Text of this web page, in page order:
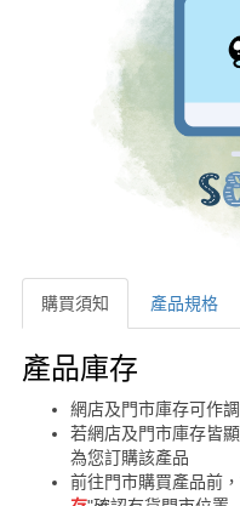
購買須知 產品規格
購買須知
產品庫存
網店及門市庫存可作
若網店及門市庫存皆
為您訂購該產品
前往門市購買產品前